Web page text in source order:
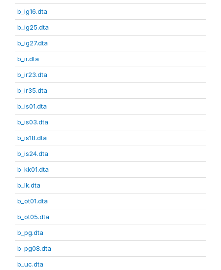
b_ig16.dta
b_ig25.dta
b_ig27.dta
b_ir.dta
b_ir23.dta
b_ir35.dta
b_is01.dta
b_is03.dta
b_is18.dta
b_is24.dta
b_kk01.dta
b_lk.dta
b_ot01.dta
b_ot05.dta
b_pg.dta
b_pg08.dta
b_uc.dta